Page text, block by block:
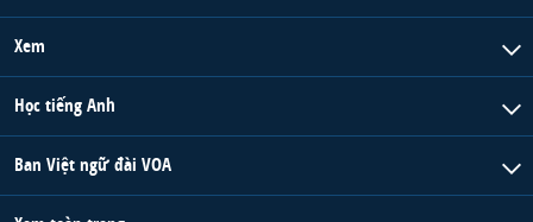
Xem
Học tiếng Anh
Ban Việt ngữ đài VOA